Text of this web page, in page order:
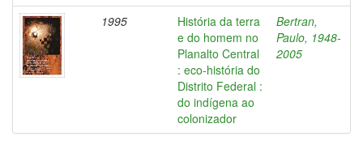
1995
História da terra
e do homem no
Planalto Central
: eco-história do
Distrito Federal :
do indígena ao
colonizador
Bertran,
Paulo, 1948-
2005